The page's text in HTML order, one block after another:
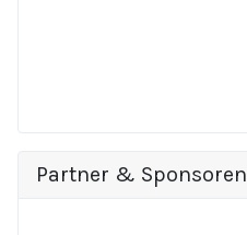
Partner & Sponsoren